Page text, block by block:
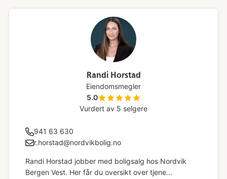
Randi Horstad
Eiendomsmegler
5.0
Vurdert av 5 selgere
941 63 630
r.horstad@nordvikbolig.no
Randi Horstad jobber med boligsalg hos Nordvik
Bergen Vest. Her får du oversikt over tjene...